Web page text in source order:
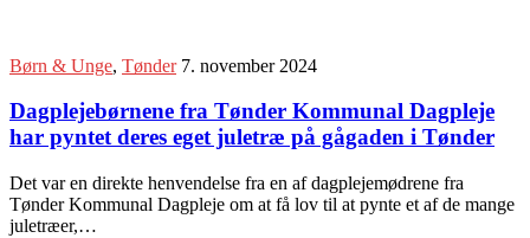
Børn & Unge, Tønder 7. november 2024
Dagplejebørnene fra Tønder Kommunal Dagpleje
har pyntet deres eget juletræ på gågaden i Tønder
Det var en direkte henvendelse fra en af dagplejemødrene fra
Tønder Kommunal Dagpleje om at få lov til at pynte et af de mange
juletræer,…